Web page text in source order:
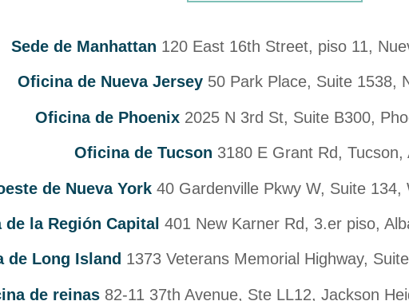
Sede de Manhattan 120 East 16th Street, piso 11,
Oficina de Nueva Jersey 50 Park Place, Suite 1538,
Oficina de Phoenix 2025 N 3rd St, Suite B300,
Oficina de Tucson 3180 E Grant Rd, Tucson,
de Nueva York 40 Gardenville Pkwy W, Suite
la Región Capital 401 New Karner Rd, 3.er piso,
de Long Island 1373 Veterans Memorial Highway,
de reinas 82-11 37th Avenue, Ste LL12, Jackson